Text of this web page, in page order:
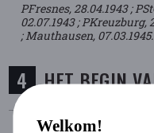
PFresnes, 28.04.1943 ;
02.07.1943 ; PKreuzburg,
; Mauthausen, 07.03.1945.
HET BEGIN
Welkom!